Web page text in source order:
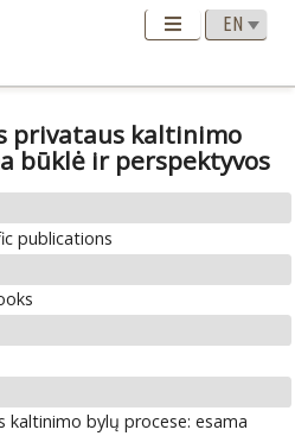
privataus kaltinimo
būklė ir perspektyvos
publications
bylų procese: esama